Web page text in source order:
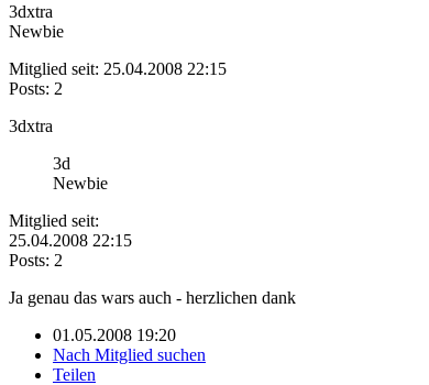
3dxtra
Newbie
Mitglied seit: 25.04.2008 22:15
Posts: 2
3dxtra
3d
Newbie
Mitglied seit:
25.04.2008 22:15
Posts: 2
Ja genau das wars auch - herzlichen dank
01.05.2008 19:20
Nach Mitglied suchen
Teilen